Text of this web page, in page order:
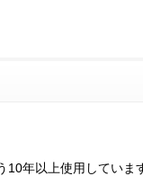
年以上使用していま